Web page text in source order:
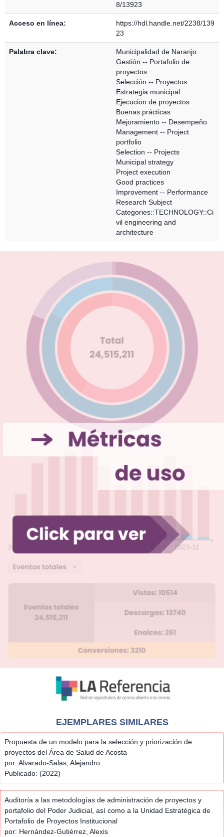
8/13923
Acceso en línea:
https://hdl.handle.net/2238/139
23
Palabra clave:
Municipalidad de Naranjo
Gestión -- Portafolio de
proyectos
Selección -- Proyectos
Estrategia municipal
Ejecucion de proyectos
Buenas prácticas
Mejoramiento -- Desempeño
Management -- Project
portfolio
Selection -- Projects
Municipal strategy
Project execution
Good practices
Improvement -- Performance
Research Subject
Categories::TECHNOLOGY::Ci
vil engineering and
architecture
EJEMPLARES SIMILARES
Propuesta de un modelo para la selección y priorización de
proyectos del Área de Salud de Acosta
por: Alvarado-Salas, Alejandro
Publicado: (2022)
Auditoría a las metodologías de administración de proyectos y
portafolio del Poder Judicial, así como a la Unidad Estratégica de
Portafolio de Proyectos Institucional
por: Hernández-Gutiérrez, Alexis